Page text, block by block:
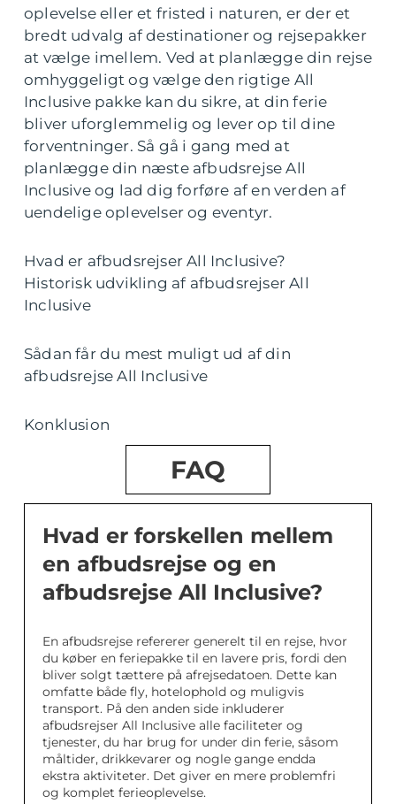
oplevelse eller et fristed i naturen, er der et
bredt udvalg af destinationer og rejsepakker
at vælge imellem. Ved at planlægge din rejse
omhyggeligt og vælge den rigtige All
Inclusive pakke kan du sikre, at din ferie
bliver uforglemmelig og lever op til dine
forventninger. Så gå i gang med at
planlægge din næste afbudsrejse All
Inclusive og lad dig forføre af en verden af
uendelige oplevelser og eventyr.
Hvad er afbudsrejser All Inclusive?
Historisk udvikling af afbudsrejser All
Inclusive
Sådan får du mest muligt ud af din
afbudsrejse All Inclusive
Konklusion
FAQ
Hvad er forskellen mellem
en afbudsrejse og en
afbudsrejse All Inclusive?
En afbudsrejse refererer generelt til en rejse, hvor
du køber en feriepakke til en lavere pris, fordi den
bliver solgt tættere på afrejsedatoen. Dette kan
omfatte både fly, hotelophold og muligvis
transport. På den anden side inkluderer
afbudsrejser All Inclusive alle faciliteter og
tjenester, du har brug for under din ferie, såsom
måltider, drikkevarer og nogle gange endda
ekstra aktiviteter. Det giver en mere problemfri
og komplet ferieoplevelse.